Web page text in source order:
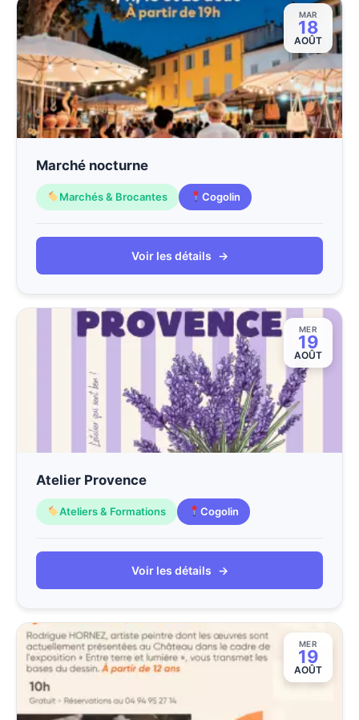
MAR
18
AOÛT
Marché nocturne
Marchés & Brocantes Cogolin
Voir les détails →
MER
19
AOÛT
Atelier Provence
Ateliers & Formations Cogolin
Voir les détails →
MER
19
AOÛT